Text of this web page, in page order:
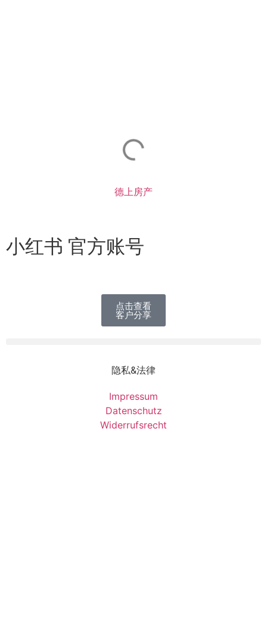
德上房产
小红书 官方账号
点击查看
客户分享
隐私&法律
Impressum
Datenschutz
Widerrufsrecht